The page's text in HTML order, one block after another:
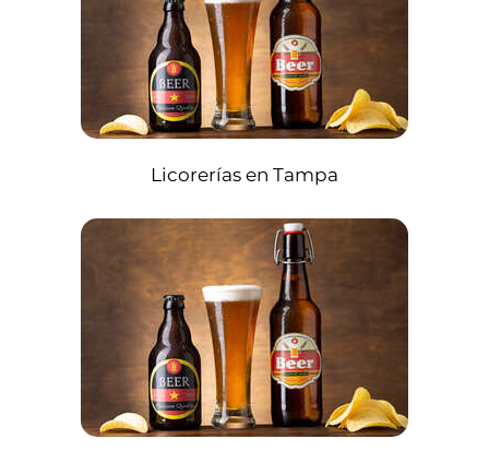
Licorerías en Tampa